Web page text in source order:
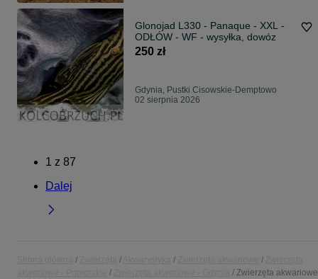
Glonojad L330 - Panaque - XXL -
ODŁÓW - WF - wysyłka, dowóz
250 zł
Gdynia, Pustki Cisowskie-Demptowo
02 sierpnia 2026
1 z 87
Dalej
Zwierzęta